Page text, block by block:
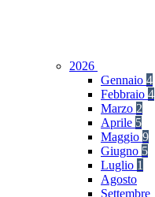
2026
Gennaio 4
Febbraio 4
Marzo 2
Aprile 5
Maggio 9
Giugno 5
Luglio 1
Agosto
Settembre